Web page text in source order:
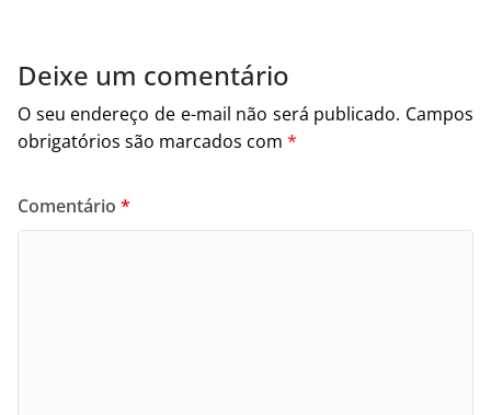
Deixe um comentário
O seu endereço de e-mail não será publicado. Campos
obrigatórios são marcados com *
Comentário *